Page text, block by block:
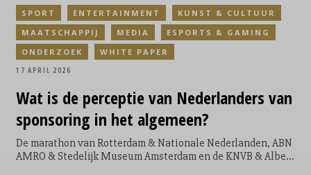
Wat is de perceptie van Nederlanders van
sponsoring in het algemeen?
De marathon van Rotterdam & Nationale Nederlanden, ABN
AMRO & Stedelijk Museum Amsterdam en de KNVB & Albert
SPORT ENTERTAINMENT
KUNST & CULTUUR
MAATSCHAPPIJ
MEDIA
ESPORTS & GAMING
ONDERZOEK
WHITE PAPER
17 APRIL 2026